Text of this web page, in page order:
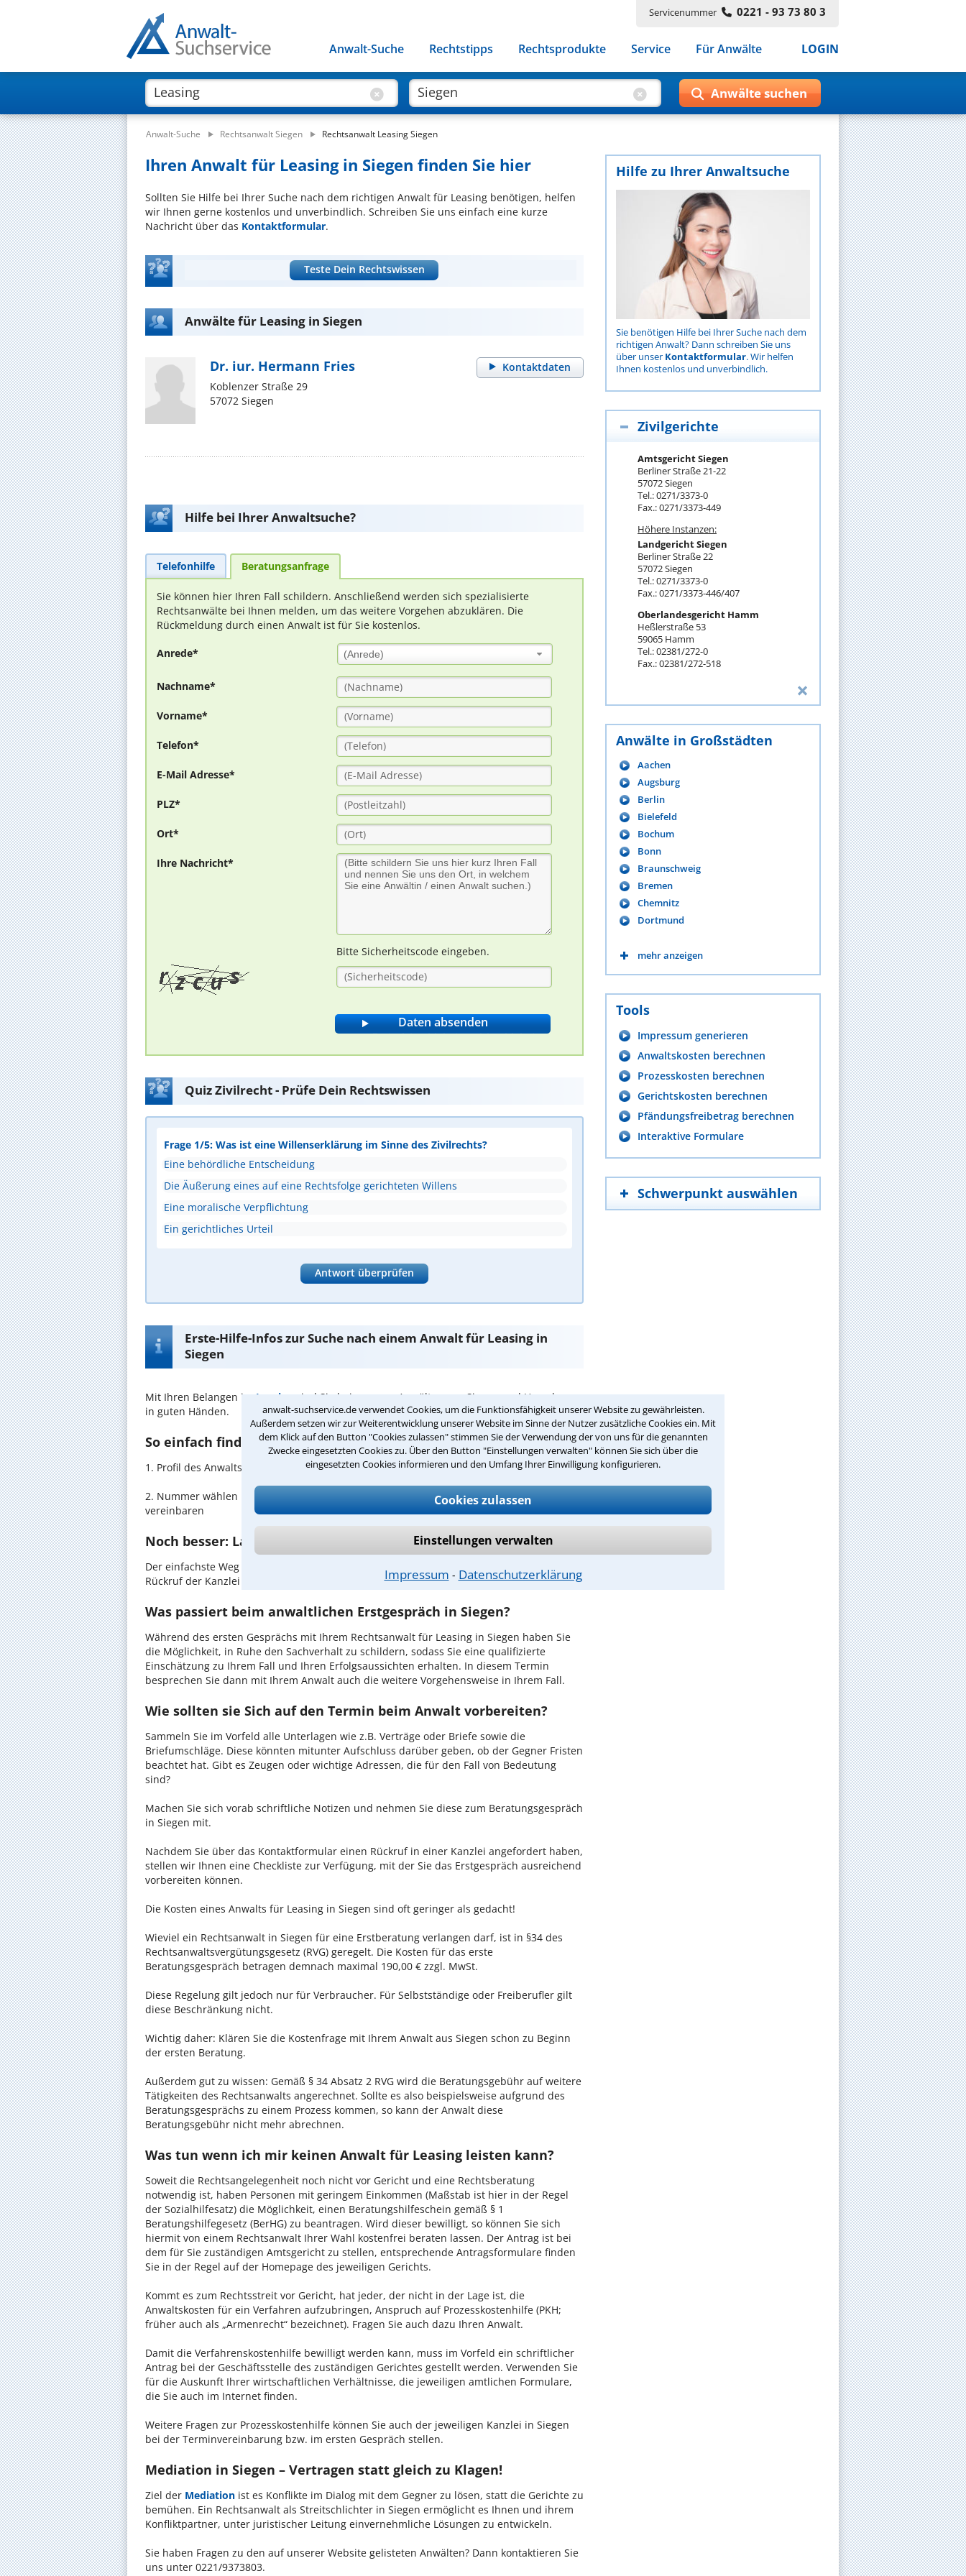
anwalt-suchservice.de verwendet Cookies, um die Funktionsfähigkeit unserer Website zu gewährleisten.
Außerdem setzen wir zur Weiterentwicklung unserer Website im Sinne der Nutzer zusätzliche Cookies ein. Mit
dem Klick auf den Button "Cookies zulassen" stimmen Sie der Verwendung der von uns für die genannten
Zwecke eingesetzten Cookies zu. Über den Button "Einstellungen verwalten" können Sie sich über die
eingesetzten Cookies informieren und den Umfang Ihrer Einwilligung konfigurieren.
Cookies zulassen
Einstellungen verwalten
Impressum ⁃ Datenschutzerklärung
Servicenummer 0221 - 93 73 80 3
Anwalt-Suche Rechtstipps Rechtsprodukte Service Für Anwälte LOGIN
Anwalt-Suche Rechtsanwalt Siegen Rechtsanwalt Leasing Siegen
Ihren Anwalt für Leasing in Siegen finden Sie hier
Sollten Sie Hilfe bei Ihrer Suche nach dem richtigen Anwalt für Leasing benötigen, helfen
wir Ihnen gerne kostenlos und unverbindlich. Schreiben Sie uns einfach eine kurze
Nachricht über das Kontaktformular.
Teste Dein Rechtswissen
Anwälte für Leasing in Siegen
Kontaktdaten
Dr. iur. Hermann Fries
Koblenzer Straße 29
57072 Siegen
Hilfe bei Ihrer Anwaltsuche?
Telefonhilfe Beratungsanfrage
Sie können hier Ihren Fall schildern. Anschließend werden sich spezialisierte
Rechtsanwälte bei Ihnen melden, um das weitere Vorgehen abzuklären. Die
Rückmeldung durch einen Anwalt ist für Sie kostenlos.
Anrede* (Anrede)
Nachname*
Vorname*
Telefon*
E-Mail Adresse*
PLZ*
Ort*
Ihre Nachricht*
Bitte Sicherheitscode eingeben.
Quiz Zivilrecht - Prüfe Dein Rechtswissen
Frage 1/5: Was ist eine Willenserklärung im Sinne des Zivilrechts?
Eine behördliche Entscheidung
Die Äußerung eines auf eine Rechtsfolge gerichteten Willens
Eine moralische Verpflichtung
Ein gerichtliches Urteil
Antwort überprüfen
Erste-Hilfe-Infos zur Suche nach einem Anwalt für Leasing in
Siegen
Mit Ihren Belangen im Leasing
sind Sie bei unseren Anwälten aus Siegen und Umgebung
in guten Händen.
So einfach finden Sie den passenden Anwalt für Leasing in Siegen:
1. Profil des Anwalts für Leasing in Ihrer Umgebung auswählen
2. Nummer wählen und direkt mit der Kanzlei in Siegen einen Beratungstermin
vereinbaren
Noch besser: Lassen Sie sich zurückrufen
Der einfachste Weg zum Anwalt in Siegen ist es, über unser Kontaktformular einen
Rückruf der Kanzlei anzufordern - probieren Sie es gleich aus.
Was passiert beim anwaltlichen Erstgespräch in Siegen?
Während des ersten Gesprächs mit Ihrem Rechtsanwalt für Leasing in Siegen haben Sie
die Möglichkeit, in Ruhe den Sachverhalt zu schildern, sodass Sie eine qualifizierte
Einschätzung zu Ihrem Fall und Ihren Erfolgsaussichten erhalten. In diesem Termin
besprechen Sie dann mit Ihrem Anwalt auch die weitere Vorgehensweise in Ihrem Fall.
Wie sollten sie Sich auf den Termin beim Anwalt vorbereiten?
Sammeln Sie im Vorfeld alle Unterlagen wie z.B. Verträge oder Briefe sowie die
Briefumschläge. Diese könnten mitunter Aufschluss darüber geben, ob der Gegner Fristen
beachtet hat. Gibt es Zeugen oder wichtige Adressen, die für den Fall von Bedeutung
sind?
Machen Sie sich vorab schriftliche Notizen und nehmen Sie diese zum Beratungsgespräch
in Siegen mit.
Nachdem Sie über das Kontaktformular einen Rückruf in einer Kanzlei angefordert haben,
stellen wir Ihnen eine Checkliste zur Verfügung, mit der Sie das Erstgespräch ausreichend
vorbereiten können.
Die Kosten eines Anwalts für Leasing in Siegen sind oft geringer als gedacht!
Wieviel ein Rechtsanwalt in Siegen für eine Erstberatung verlangen darf, ist in §34 des
Rechtsanwaltsvergütungsgesetz (RVG) geregelt. Die Kosten für das erste
Beratungsgespräch betragen demnach maximal 190,00 € zzgl. MwSt.
Diese Regelung gilt jedoch nur für Verbraucher. Für Selbstständige oder Freiberufler gilt
diese Beschränkung nicht.
Wichtig daher: Klären Sie die Kostenfrage mit Ihrem Anwalt aus Siegen schon zu Beginn
der ersten Beratung.
Außerdem gut zu wissen: Gemäß § 34 Absatz 2 RVG wird die Beratungsgebühr auf weitere
Tätigkeiten des Rechtsanwalts angerechnet. Sollte es also beispielsweise aufgrund des
Beratungsgesprächs zu einem Prozess kommen, so kann der Anwalt diese
Beratungsgebühr nicht mehr abrechnen.
Was tun wenn ich mir keinen Anwalt für Leasing leisten kann?
Soweit die Rechtsangelegenheit noch nicht vor Gericht und eine Rechtsberatung
notwendig ist, haben Personen mit geringem Einkommen (Maßstab ist hier in der Regel
der Sozialhilfesatz) die Möglichkeit, einen Beratungshilfeschein gemäß § 1
Beratungshilfegesetz (BerHG) zu beantragen. Wird dieser bewilligt, so können Sie sich
hiermit von einem Rechtsanwalt Ihrer Wahl kostenfrei beraten lassen. Der Antrag ist bei
dem für Sie zuständigen Amtsgericht zu stellen, entsprechende Antragsformulare finden
Sie in der Regel auf der Homepage des jeweiligen Gerichts.
Kommt es zum Rechtsstreit vor Gericht, hat jeder, der nicht in der Lage ist, die
Anwaltskosten für ein Verfahren aufzubringen, Anspruch auf Prozesskostenhilfe (PKH;
früher auch als „Armenrecht“ bezeichnet). Fragen Sie auch dazu Ihren Anwalt.
Damit die Verfahrenskostenhilfe bewilligt werden kann, muss im Vorfeld ein schriftlicher
Antrag bei der Geschäftsstelle des zuständigen Gerichtes gestellt werden. Verwenden Sie
für die Auskunft Ihrer wirtschaftlichen Verhältnisse, die jeweiligen amtlichen Formulare,
die Sie auch im Internet finden.
Weitere Fragen zur Prozesskostenhilfe können Sie auch der jeweiligen Kanzlei in Siegen
bei der Terminvereinbarung bzw. im ersten Gespräch stellen.
Mediation in Siegen – Vertragen statt gleich zu Klagen!
Ziel der Mediation ist es Konflikte im Dialog mit dem Gegner zu lösen, statt die Gerichte zu
bemühen. Ein Rechtsanwalt als Streitschlichter in Siegen ermöglicht es Ihnen und ihrem
Konfliktpartner, unter juristischer Leitung einvernehmliche Lösungen zu entwickeln.
Sie haben Fragen zu den auf unserer Website gelisteten Anwälten? Dann kontaktieren Sie
uns unter 0221/9373803.
Hilfe zu Ihrer Anwaltsuche
Sie benötigen Hilfe bei Ihrer Suche nach dem
richtigen Anwalt? Dann schreiben Sie uns
über unser Kontaktformular. Wir helfen
Ihnen kostenlos und unverbindlich.
Zivilgerichte
Amtsgericht Siegen
Berliner Straße 21-22
57072 Siegen
Tel.: 0271/3373-0
Fax.: 0271/3373-449
Höhere Instanzen:
Landgericht Siegen
Berliner Straße 22
57072 Siegen
Tel.: 0271/3373-0
Fax.: 0271/3373-446/407
Oberlandesgericht Hamm
Heßlerstraße 53
59065 Hamm
Tel.: 02381/272-0
Fax.: 02381/272-518
Anwälte in Großstädten
Aachen
Augsburg
Berlin
Bielefeld
Bochum
Bonn
Braunschweig
Bremen
Chemnitz
Dortmund
mehr anzeigen
Tools
Impressum generieren
Anwaltskosten berechnen
Prozesskosten berechnen
Gerichtskosten berechnen
Pfändungsfreibetrag berechnen
Interaktive Formulare
Schwerpunkt auswählen